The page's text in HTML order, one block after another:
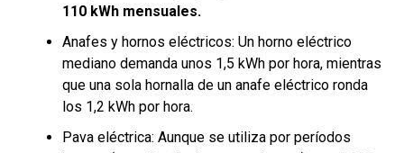
110 kWh mensuales.
Anafes y hornos eléctricos: Un horno eléctrico
mediano demanda unos 1,5 kWh por hora, mientras
que una sola hornalla de un anafe eléctrico ronda
los 1,2 kWh por hora.
Pava eléctrica: Aunque se utiliza por períodos